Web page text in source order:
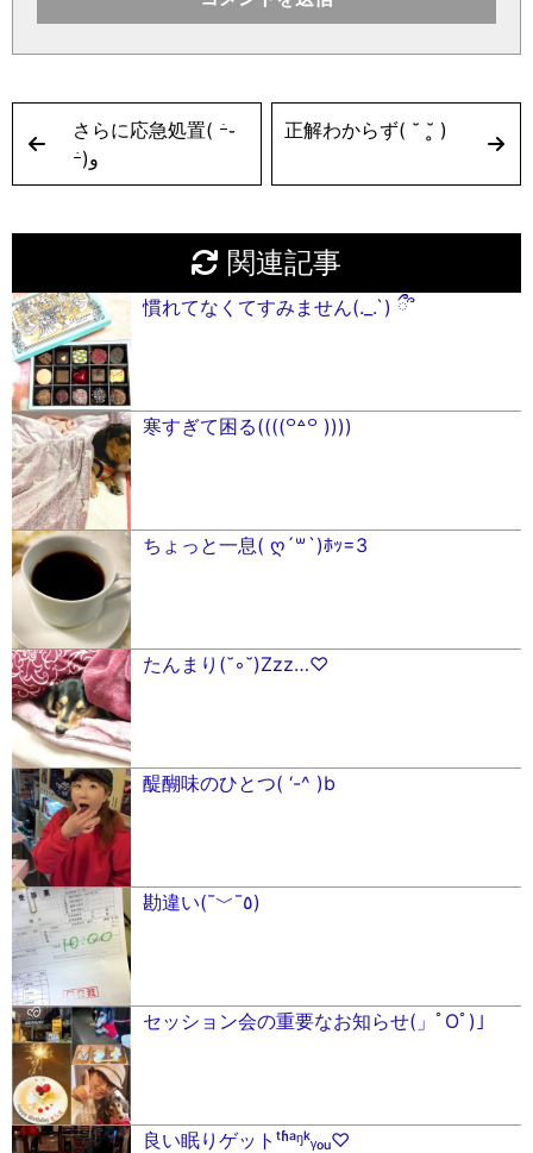
さらに応急処置( ｰ̀֊
ｰ́)و
正解わからず( ˘ ˘̥ )
関連記事
慣れてなくてすみません(._.`) ྀྀ՞
寒すぎて困る((((꒪꒫꒪ ))))
ちょっと一息( ღ´꒳`)ﾎｯ=3
たんまり(˘◦˘)Zzz…♡
醍醐味のひとつ( ‘-^ )b
勘違い(¯﹀¯٥)
セッション会の重要なお知らせ(」ﾟOﾟ)」
良い眠りゲットᵗʱᵃᵑᵏᵧₒᵤ♡